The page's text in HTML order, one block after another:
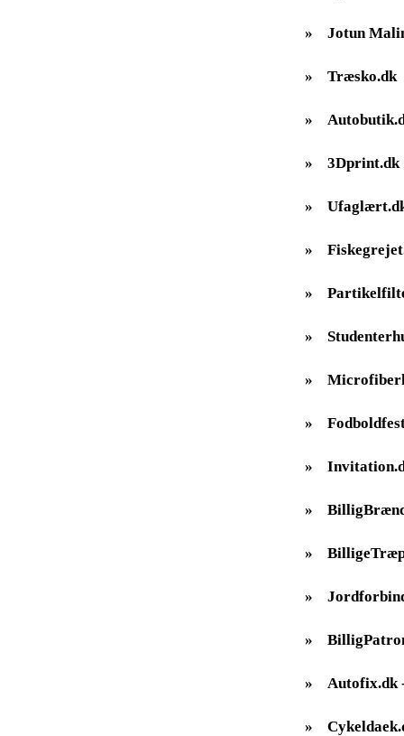
» Jotun
» Træsko.dk
»
» 3Dprint.dk
»
»
»
»
»
»
»
»
»
»
»
» Autofix.dk
»